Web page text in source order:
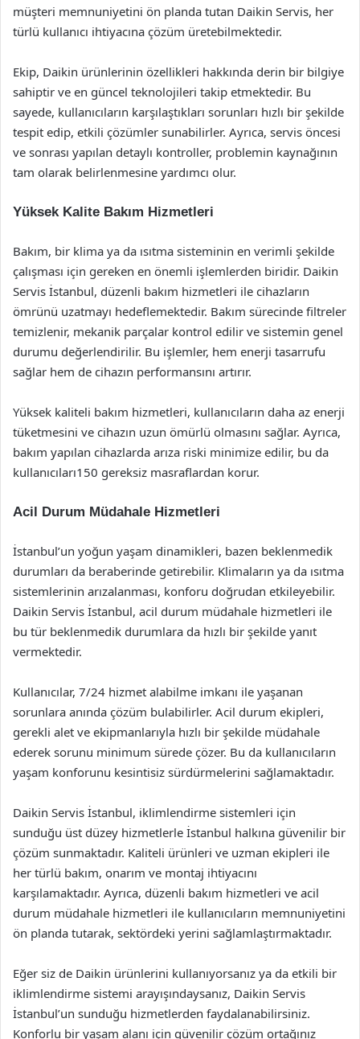
müşteri memnuniyetini ön planda tutan Daikin Servis, her
türlü kullanıcı ihtiyacına çözüm üretebilmektedir.
Ekip, Daikin ürünlerinin özellikleri hakkında derin bir bilgiye
sahiptir ve en güncel teknolojileri takip etmektedir. Bu
sayede, kullanıcıların karşılaştıkları sorunları hızlı bir şekilde
tespit edip, etkili çözümler sunabilirler. Ayrıca, servis öncesi
ve sonrası yapılan detaylı kontroller, problemin kaynağının
tam olarak belirlenmesine yardımcı olur.
Yüksek Kalite Bakım Hizmetleri
Bakım, bir klima ya da ısıtma sisteminin en verimli şekilde
çalışması için gereken en önemli işlemlerden biridir. Daikin
Servis İstanbul, düzenli bakım hizmetleri ile cihazların
ömrünü uzatmayı hedeflemektedir. Bakım sürecinde filtreler
temizlenir, mekanik parçalar kontrol edilir ve sistemin genel
durumu değerlendirilir. Bu işlemler, hem enerji tasarrufu
sağlar hem de cihazın performansını artırır.
Yüksek kaliteli bakım hizmetleri, kullanıcıların daha az enerji
tüketmesini ve cihazın uzun ömürlü olmasını sağlar. Ayrıca,
bakım yapılan cihazlarda arıza riski minimize edilir, bu da
kullanıcıları150 gereksiz masraflardan korur.
Acil Durum Müdahale Hizmetleri
İstanbul’un yoğun yaşam dinamikleri, bazen beklenmedik
durumları da beraberinde getirebilir. Klimaların ya da ısıtma
sistemlerinin arızalanması, konforu doğrudan etkileyebilir.
Daikin Servis İstanbul, acil durum müdahale hizmetleri ile
bu tür beklenmedik durumlara da hızlı bir şekilde yanıt
vermektedir.
Kullanıcılar, 7/24 hizmet alabilme imkanı ile yaşanan
sorunlara anında çözüm bulabilirler. Acil durum ekipleri,
gerekli alet ve ekipmanlarıyla hızlı bir şekilde müdahale
ederek sorunu minimum sürede çözer. Bu da kullanıcıların
yaşam konforunu kesintisiz sürdürmelerini sağlamaktadır.
Daikin Servis İstanbul, iklimlendirme sistemleri için
sunduğu üst düzey hizmetlerle İstanbul halkına güvenilir bir
çözüm sunmaktadır. Kaliteli ürünleri ve uzman ekipleri ile
her türlü bakım, onarım ve montaj ihtiyacını
karşılamaktadır. Ayrıca, düzenli bakım hizmetleri ve acil
durum müdahale hizmetleri ile kullanıcıların memnuniyetini
ön planda tutarak, sektördeki yerini sağlamlaştırmaktadır.
Eğer siz de Daikin ürünlerini kullanıyorsanız ya da etkili bir
iklimlendirme sistemi arayışındaysanız, Daikin Servis
İstanbul’un sunduğu hizmetlerden faydalanabilirsiniz.
Konforlu bir yaşam alanı için güvenilir çözüm ortağınız